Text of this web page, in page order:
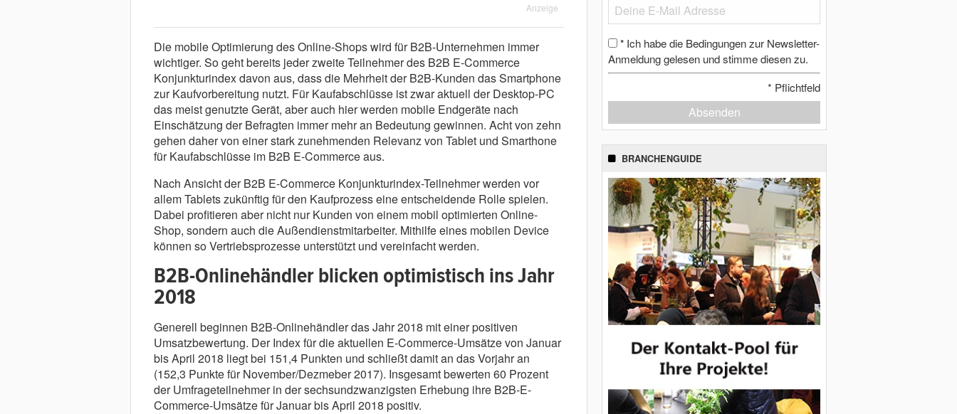
Anzeige
Die mobile Optimierung des Online-Shops wird für B2B-Unternehmen immer
wichtiger. So geht bereits jeder zweite Teilnehmer des B2B E-Commerce
Konjunkturindex davon aus, dass die Mehrheit der B2B-Kunden das Smartphone
zur Kaufvorbereitung nutzt. Für Kaufabschlüsse ist zwar aktuell der Desktop-PC
das meist genutzte Gerät, aber auch hier werden mobile Endgeräte nach
Einschätzung der Befragten immer mehr an Bedeutung gewinnen. Acht von zehn
gehen daher von einer stark zunehmenden Relevanz von Tablet und Smarthone
für Kaufabschlüsse im B2B E-Commerce aus.
Nach Ansicht der B2B E-Commerce Konjunkturindex-Teilnehmer werden vor
allem Tablets zukünftig für den Kaufprozess eine entscheidende Rolle spielen.
Dabei profitieren aber nicht nur Kunden von einem mobil optimierten Online-
Shop, sondern auch die Außendienstmitarbeiter. Mithilfe eines mobilen Device
können so Vertriebsprozesse unterstützt und vereinfacht werden.
B2B-Onlinehändler blicken optimistisch ins Jahr
2018
Generell beginnen B2B-Onlinehändler das Jahr 2018 mit einer positiven
Umsatzbewertung. Der Index für die aktuellen E-Commerce-Umsätze von Januar
bis April 2018 liegt bei 151,4 Punkten und schließt damit an das Vorjahr an
(152,3 Punkte für November/Dezmeber 2017). Insgesamt bewerten 60 Prozent
der Umfrageteilnehmer in der sechsundzwanzigsten Erhebung ihre B2B-E-
Commerce-Umsätze für Januar bis April 2018 positiv.
* Ich habe die Bedingungen zur Newsletter-
Anmeldung gelesen und stimme diesen zu.
* Pflichtfeld
Absenden
BRANCHENGUIDE